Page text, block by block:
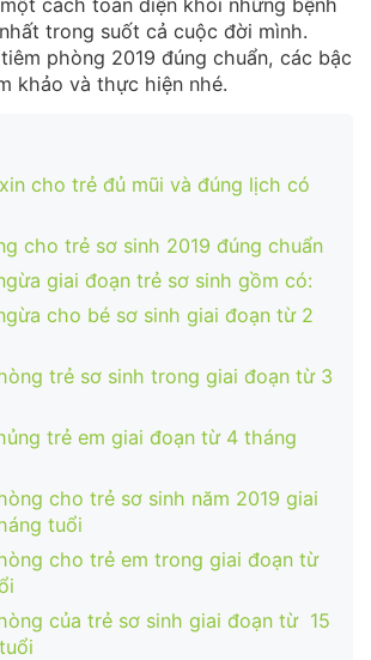
trong suốt cả cuộc đời mình.
phòng 2019 đúng chuẩn, các bậc
khảo và thực hiện nhé.
cho trẻ đủ mũi và đúng lịch có
cho trẻ sơ sinh 2019 đúng chuẩn
giai đoạn trẻ sơ sinh gồm có:
cho bé sơ sinh giai đoạn từ 2
trẻ sơ sinh trong giai đoạn từ 3
trẻ em giai đoạn từ 4 tháng
cho trẻ sơ sinh năm 2019 giai
tuổi
cho trẻ em trong giai đoạn từ
của trẻ sơ sinh giai đoạn từ 15